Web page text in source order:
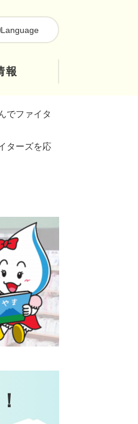
Language
報
でファイタ
ターズを応